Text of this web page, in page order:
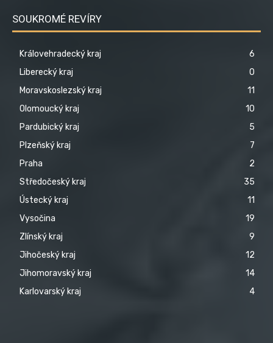
SOUKROMÉ REVÍRY
Královehradecký kraj
6
Liberecký kraj
0
Moravskoslezský kraj
11
Olomoucký kraj
10
Pardubický kraj
5
Plzeňský kraj
7
Praha
2
Středočeský kraj
35
Ústecký kraj
11
Vysočina
19
Zlínský kraj
9
Jihočeský kraj
12
Jihomoravský kraj
14
Karlovarský kraj
4